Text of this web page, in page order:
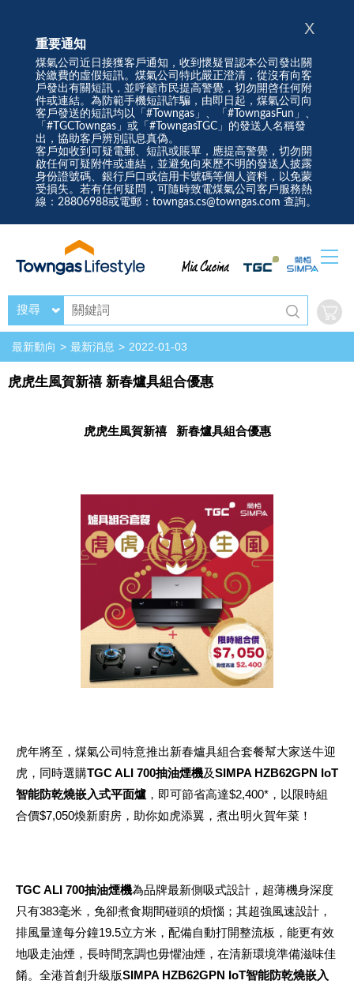
重要通知
煤氣公司近日接獲客戶通知，收到懷疑冒認本公司發出關
於繳費的虛假短訊。煤氣公司特此嚴正澄清，從沒有向客
戶發出有關短訊，並呼籲市民提高警覺，切勿開啓任何附
件或連結。為防範手機短訊詐騙，由即日起，煤氣公司向
客戶發送的短訊均以「#Towngas」、「#TowngasFun」、
「#TGCTowngas」或「#TowngasTGC」的發送人名稱發
出，協助客戶辨別訊息真偽。
客戶如收到可疑電郵、短訊或賬單，應提高警覺，切勿開
啟任何可疑附件或連結，並避免向來歷不明的發送人披露
身份證號碼、銀行戶口或信用卡號碼等個人資料，以免蒙
受損失。若有任何疑問，可隨時致電煤氣公司客戶服務熱
線：28806988或電郵：towngas.cs@towngas.com 查詢。
X
搜尋
最新動向 最新消息 2022-01-03
虎虎生風賀新禧 新春爐具組合優惠
虎虎生風賀新禧 新春爐具組合優惠
虎年將至，煤氣公司特意推出新春爐具組合套餐幫大家送牛迎
虎，同時選購TGC ALI 700抽油煙機及SIMPA HZB62GPN IoT
智能防乾燒嵌入式平面爐 ，即可節省高達$2,400*，以限時組
合價$7,050煥新廚房，助你如虎添翼，煮出明火賀年菜！
TGC ALI 700抽油煙機為品牌最新側吸式設計，超薄機身深度
只有383毫米，免卻煮食期間碰頭的煩惱；其超強風速設計，
排風量達每分鐘19.5立方米，配備自動打開整流板，能更有效
地吸走油煙，長時間烹調也毋懼油煙，在清新環境準備滋味佳
餚。全港首創升級版SIMPA HZB62GPN IoT智能防乾燒嵌入